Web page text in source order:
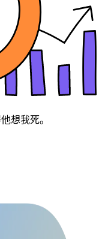
想我死。